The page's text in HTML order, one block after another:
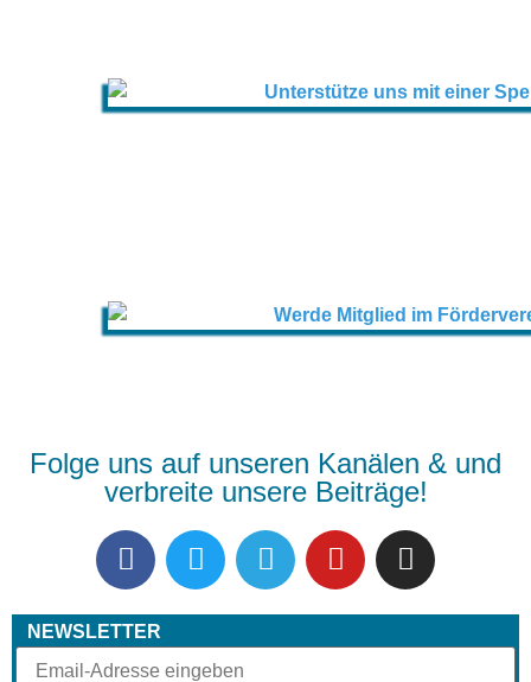
Folge uns auf unseren Kanälen & und
verbreite unsere Beiträge!
NEWSLETTER